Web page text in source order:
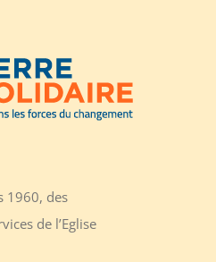
1960, des
de l’Eglise